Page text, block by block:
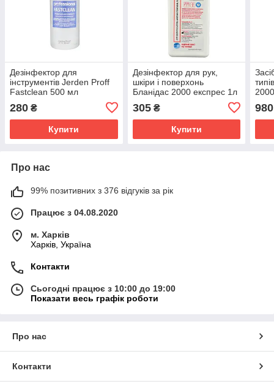
Дезінфектор для
інструментів Jerden Proff
Fastclean 500 мл
280 ₴
Купити
Дезінфектор для рук,
шкіри і поверхонь
Бланідас 2000 експрес 1л
305₴
Купити
980
Про нас
99% позитивних з 376 відгуків за рік
Працює з 04.08.2020
м. Харків
Харків, Україна
Контакти
Сьогодні працює з 10:00 до 19:00
Показати весь графік роботи
Про нас
Контакти